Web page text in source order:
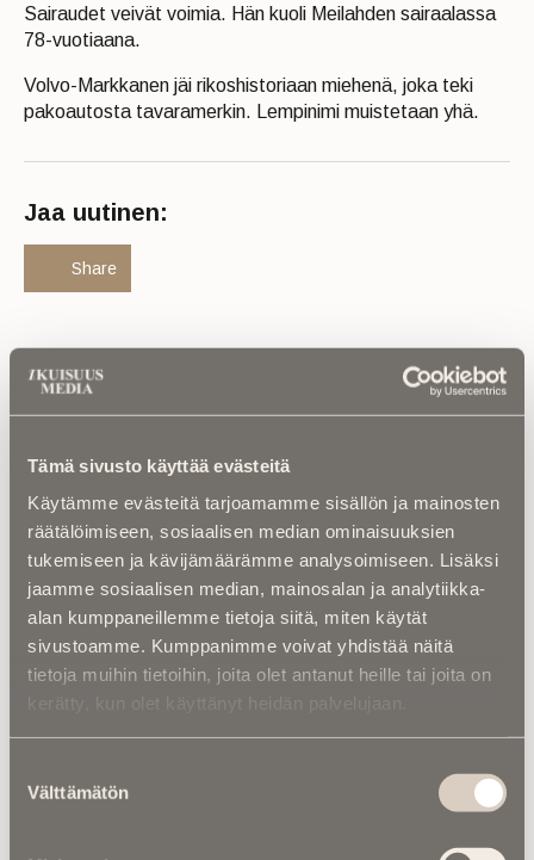
Tämä sivusto käyttää evästeitä
Käytämme evästeitä tarjoamamme sisällön ja mainosten
räätälöimiseen, sosiaalisen median ominaisuuksien
tukemiseen ja kävijämäärämme analysoimiseen. Lisäksi
jaamme sosiaalisen median, mainosalan ja analytiikka-
alan kumppaneillemme tietoja siitä, miten käytät
sivustoamme. Kumppanimme voivat yhdistää näitä
tietoja muihin tietoihin, joita olet antanut heille tai joita on
kerätty, kun olet käyttänyt heidän palvelujaan.
valinta
Välttämätön
Sairaudet veivät voimia. Hän kuoli Meilahden sairaalassa
78-vuotiaana.
Volvo-Markkanen jäi rikoshistoriaan miehenä, joka teki
pakoautosta tavaramerkin. Lempinimi muistetaan yhä.
Jaa uutinen:
Share
Luetuimmat
Kalenterista | Ior Bock – Mytologi ja
tarinankertoja kuoli väkivaltaisesti
Kuolinuutiset | “Yksi taivas kaiken yllä” –
Retkeilytubettaja Ali Leiniö kuoli
hiihtovaelluksella Lapissa
Jarno Saarinen muistetaan –
Paronin tie ei päättynyt Monzaan
Kuolema koskettaa | RebelWerksin Aatu
“Mulla on ihan kiire elää”